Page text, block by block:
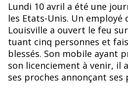
Lundi 10 avril a été une
les Etats-Unis. Un employé
Louisville a ouvert le feu
tuant cinq personnes et
blessés. Son mobile ayant
son licenciement à venir, il
ses proches annonçant